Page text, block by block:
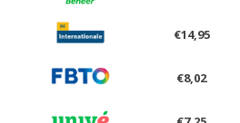
€14,95
€8,02